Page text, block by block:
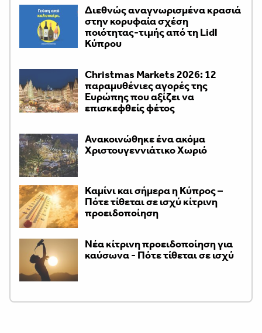
Διεθνώς αναγνωρισμένα κρασιά
στην κορυφαία σχέση
ποιότητας-τιμής από τη Lidl
Κύπρου
Christmas Markets 2026: 12
παραμυθένιες αγορές της
Ευρώπης που αξίζει να
επισκεφθείς φέτος
Ανακοινώθηκε ένα ακόμα
Χριστουγεννιάτικο Χωριό
Καμίνι και σήμερα η Κύπρος –
Πότε τίθεται σε ισχύ κίτρινη
προειδοποίηση
Νέα κίτρινη προειδοποίηση για
καύσωνα - Πότε τίθεται σε ισχύ